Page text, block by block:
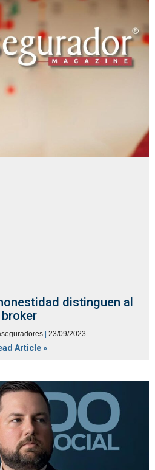
distinguen al
broker
23/09/2023
Article »